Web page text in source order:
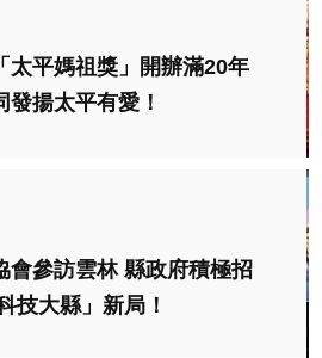
太平媽祖獎」開辦滿20年
揚太平有愛！
會參訪雲林 縣政府積極招
技大縣」新局！